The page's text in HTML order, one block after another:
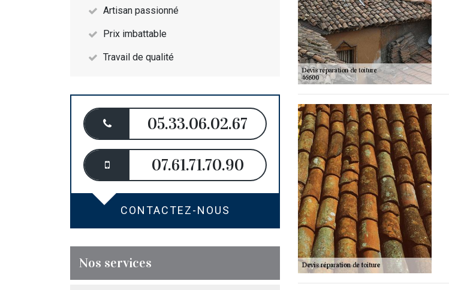
Artisan passionné
Prix imbattable
Travail de qualité
05.33.06.02.67
07.61.71.70.90
CONTACTEZ-NOUS
Nos services